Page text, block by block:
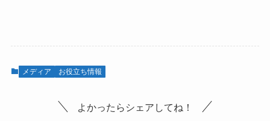
メディア お役立ち情報
よかったらシェアしてね！